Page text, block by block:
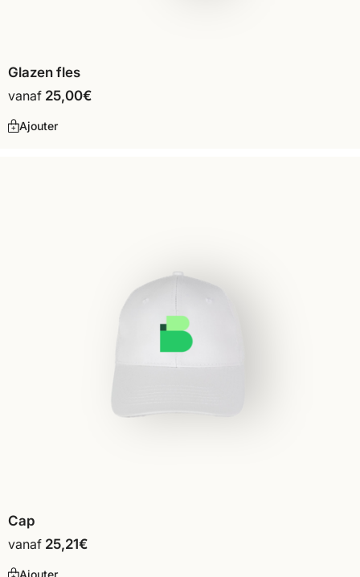
Glazen fles
vanaf 25,00€
Ajouter
Cap
vanaf 25,21€
Ajouter